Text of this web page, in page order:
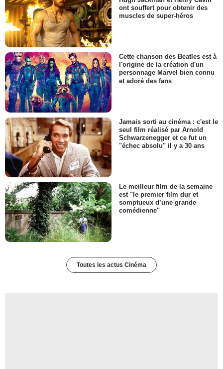
ont souffert pour obtenir des
muscles de super-héros
Cette chanson des Beatles est à
l'origine de la création d'un
personnage Marvel bien connu
et adoré des fans
Jamais sorti au cinéma : c'est le
seul film réalisé par Arnold
Schwarzenegger et ce fut un
"échec absolu" il y a 30 ans
Le meilleur film de la semaine
est "le premier film dur et
somptueux d’une grande
comédienne"
Toutes les actus Cinéma